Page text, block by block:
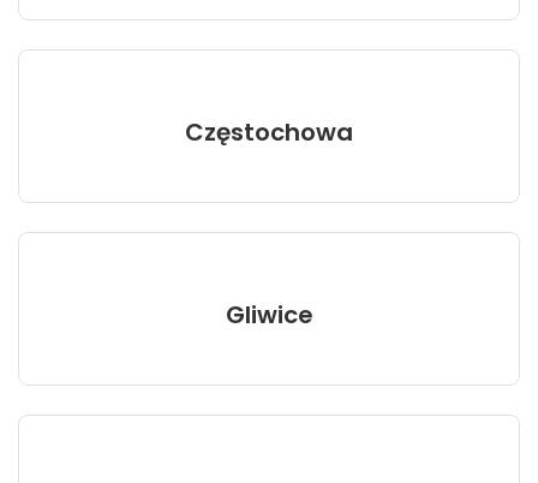
Częstochowa
Gliwice